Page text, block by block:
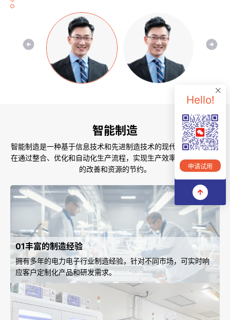
智能制造
智能制造是一种基于信息技术和先进制造技术的现代制造模式，旨
在通过整合、优化和自动化生产流程，实现生产效率的提高、质量
的改善和资源的节约。
01丰富的制造经验
拥有多年的电力电子行业制造经验， 针对不同市场，可实时响
应客户定制化产品和研发需求。
Hello!
申请试用